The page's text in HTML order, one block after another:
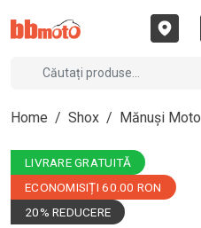
Home / Shox / Mănuși Moto
LIVRARE GRATUITĂ
ECONOMISIȚI 60.00 RON
20% REDUCERE